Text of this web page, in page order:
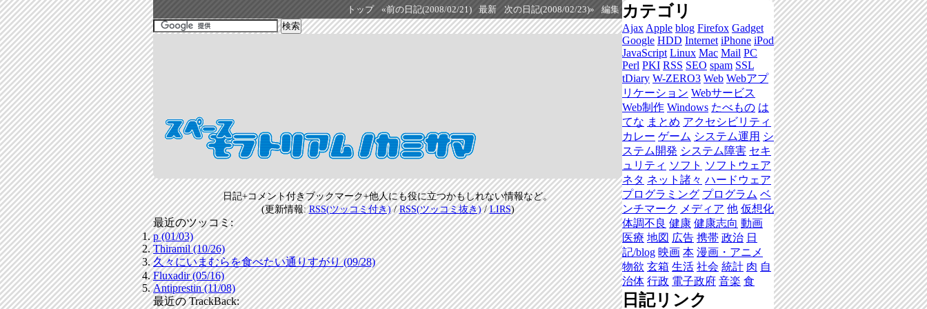
トップ «前の日記(2008/02/21) 最新 次の日記(2008/02/23)» 編集
日記+コメント付きブックマーク+他人にも役に立つかもしれない情報など。
(更新情報:RSS(ツッコミ付き)/RSS(ツッコミ抜き)/LIRS)
最近のツッコミ:
p (01/03)
Thiramil (10/26)
久々にいまむらを食べたい通りすがり (09/28)
Fluxadir (05/16)
Antiprestin (11/08)
最近の TrackBack:
カテゴリ
Ajax Apple blog Firefox Gadget
Google HDD Internet iPhone iPod
JavaScript Linux Mac Mail PC
Perl PKI RSS SEO spam SSL
tDiary W-ZERO3 Web Webアプ
リケーション Webサービス
Web制作 Windows たべもの は
てな まとめ アクセシビリティ
カレー ゲーム システム運用 シ
ステム開発 システム障害 セキ
ュリティ ソフト ソフトウェア
ネタ ネット諸々 ハードウェア
プログラミング プログラム ベ
ンチマーク メディア 他 仮想化
体調不良 健康 健康志向 動画
医療 地図 広告 携帯 政治 日
記/blog 映画 本 漫画・アニメ
物欲 玄箱 生活 社会 統計 肉 自
治体 行政 電子政府 音楽 食
日記リンク